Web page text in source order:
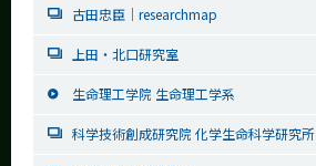
古田忠臣｜researchmap
上田・北口研究室
生命理工学院 生命理工学系
科学技術創成研究院 化学生命科学研究所